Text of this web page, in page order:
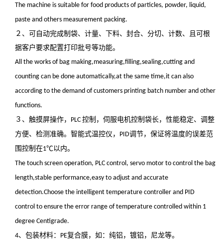
The machine is suitable for food products of particles, powder, liquid,
paste and others measurement packing.
２、可自动完成制袋、计量、下料、封合、分切、计数、且可根
据客户要求配置打印批号等功能。
All the works of bag making,measuring,filling,sealing,cutting and
counting can be done automatically,at the same time,it can also
according to the demand of customers printing batch number and other
functions.
３、触摸屏操作， PLC 控制，伺服电机控制袋长，性能稳定、调整
方便、检测准确。智能式温控仪， PID调节，保证将温度的误差范
围控制在1℃以内。
The touch screen operation, PLC control, servo motor to control the bag
length,stable performance,easy to adjust and accurate
detection.Choose the intelligent temperature controller and PID
control to ensure the error range of temperature controlled within 1
degree Centigrade.
4、包装材料： PE复合膜，如：纯铝，镀铝，尼龙等。